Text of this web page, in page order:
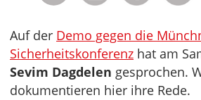
Auf der Demo gegen die
Sicherheitskonferenz hat am
Sevim Dagdelen gesprochen.
dokumentieren hier ihre Rede.